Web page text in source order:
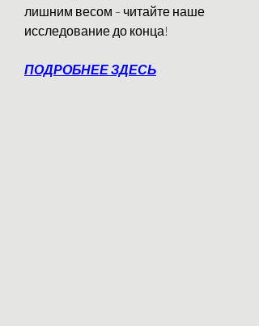
лишним весом – читайте наше
исследование до конца!
ПОДРОБНЕЕ ЗДЕСЬ